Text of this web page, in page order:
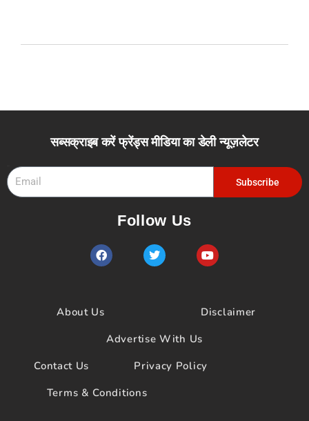
सब्सक्राइब करें फ्रेंड्स मीडिया का डेली न्यूज़लेटर
Subscribe
Follow Us
F
a
o
T
w
Y
o
b
e
About Us
Disclaimer
Advertise With Us
Contact Us
Privacy Policy
Terms & Conditions